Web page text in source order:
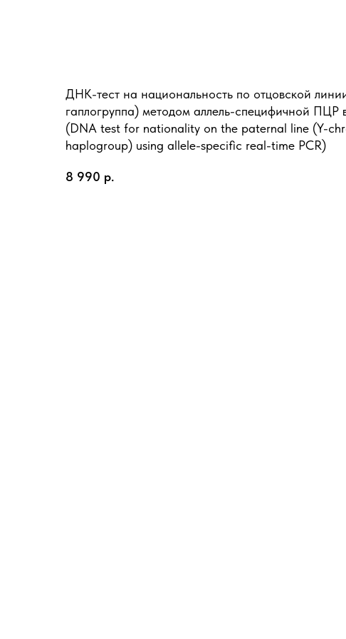
ДНК-тест на национальность по отцовской
гаплогруппа) методом аллель-специфичной ПЦР
(DNA test for nationality on the paternal line (Y-
haplogroup) using allele-specific real-time PCR)
8 990 р.